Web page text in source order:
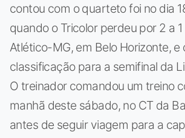
contou com o quarteto foi no dia
quando o Tricolor perdeu por 2 a
Atlético-MG, em Belo Horizonte, e
classificação para a semifinal da
O treinador comandou um treino
manhã deste sábado, no CT da
antes de seguir viagem para a